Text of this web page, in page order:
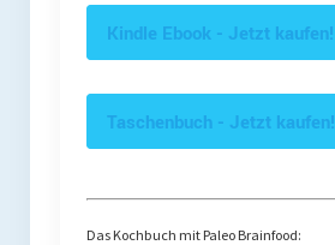
Kindle Ebook - Jetzt kaufen!
Taschenbuch - Jetzt kaufen!
Das Kochbuch mit Paleo Brainfood: